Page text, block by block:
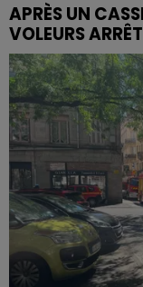
APRÈS UN
VOLEURS